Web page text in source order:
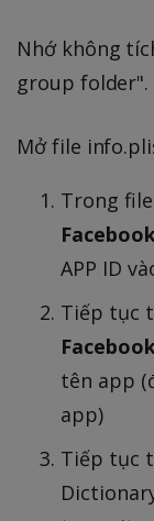
Nhớ không
group folder".
Mở file
Trong
APP ID
Tiếp tục
tên app
app)
Tiếp tục